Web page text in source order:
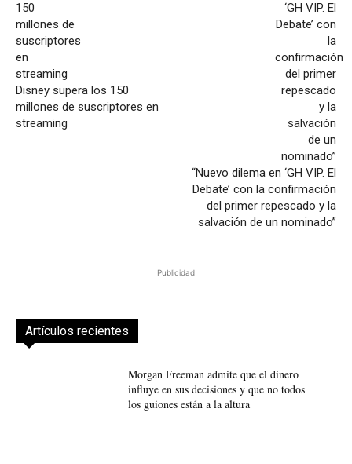
Disney supera los 150
millones de suscriptores en
streaming
“Nuevo dilema en ‘GH VIP. El
Debate’ con la confirmación
del primer repescado y la
salvación de un nominado”
Publicidad
Artículos recientes
Morgan Freeman admite que el dinero
influye en sus decisiones y que no todos
los guiones están a la altura